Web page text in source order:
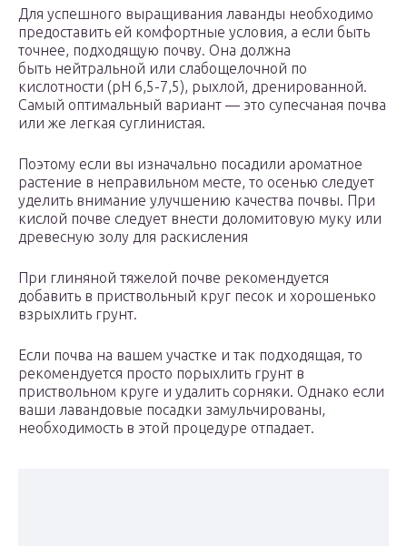
Для успешного выращивания лаванды необходимо
предоставить ей комфортные условия, а если быть
точнее, подходящую почву. Она должна
быть нейтральной или слабощелочной по
кислотности (pH 6,5-7,5), рыхлой, дренированной.
Самый оптимальный вариант — это супесчаная почва
или же легкая суглинистая.
Поэтому если вы изначально посадили ароматное
растение в неправильном месте, то осенью следует
уделить внимание улучшению качества почвы. При
кислой почве следует внести доломитовую муку или
древесную золу для раскисления
При глиняной тяжелой почве рекомендуется
добавить в приствольный круг песок и хорошенько
взрыхлить грунт.
Если почва на вашем участке и так подходящая, то
рекомендуется просто порыхлить грунт в
приствольном круге и удалить сорняки. Однако если
ваши лавандовые посадки замульчированы,
необходимость в этой процедуре отпадает.